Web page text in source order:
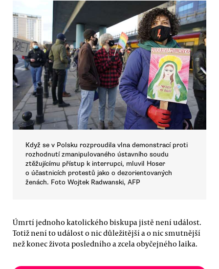
Když se v Polsku rozproudila vlna demonstrací proti
rozhodnutí zmanipulovaného ústavního soudu
ztěžujícímu přístup k interrupci, mluvil Hoser
o účastnicích protestů jako o dezorientovaných
ženách. Foto Wojtek Radwanski, AFP
Úmrtí jednoho katolického biskupa jistě není událost.
Totiž není to událost o nic důležitější a o nic smutnější
než konec života posledního a zcela obyčejného laika.